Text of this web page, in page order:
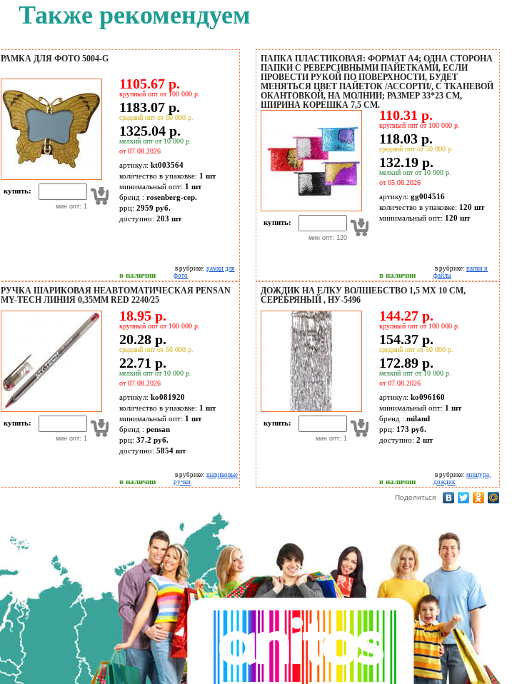
Также рекомендуем
РАМКА ДЛЯ ФОТО 5004-G
купить:
мин опт: 1
1105.67 р.
крупный опт от 100 000 р.
1183.07 р.
средний опт от 50 000 р.
1325.04 р.
мелкий опт от 10 000 р.
от 07.08.2026
артикул:kt003564
количество в упаковке: 1 шт
минимальный опт: 1 шт
бренд :rosenberg-сер.
ррц:2959 руб.
доступно:203 шт
в наличии
в рубрике:рамки для
фото
ПАПКА ПЛАСТИКОВАЯ: ФОРМАТ А4; ОДНА СТОРОНА
ПАПКИ С РЕВЕРСИВНЫМИ ПАЙЕТКАМИ, ЕСЛИ
ПРОВЕСТИ РУКОЙ ПО ПОВЕРХНОСТИ, БУДЕТ
МЕНЯТЬСЯ ЦВЕТ ПАЙЕТОК /АССОРТИ/, С ТКАНЕВОЙ
ОКАНТОВКОЙ, НА МОЛНИИ; РАЗМЕР 33*23 СМ,
ШИРИНА КОРЕШКА 7,5 СМ.
купить:
мин опт: 120
110.31 р.
крупный опт от 100 000 р.
118.03 р.
средний опт от 50 000 р.
132.19 р.
мелкий опт от 10 000 р.
от 05.08.2026
артикул: gg004516
количество в упаковке: 120 шт
минимальный опт: 120 шт
в наличии
в рубрике: папки и
файлы
РУЧКА ШАРИКОВАЯ НЕАВТОМАТИЧЕСКАЯ PENSAN
MY-TECH ЛИНИЯ 0,35ММ RED 2240/25
купить:
мин опт: 1
18.95 р.
крупный опт от 100 000 р.
20.28 р.
средний опт от 50 000 р.
22.71 р.
мелкий опт от 10 000 р.
от 07.08.2026
артикул:ko081920
количество в упаковке: 1 шт
минимальный опт: 1 шт
бренд :pensan
ррц:37.2 руб.
доступно:5854 шт
в наличии
в рубрике:шариковые
ручки
ДОЖДИК НА ЕЛКУ ВОЛШЕБСТВО 1,5 МX 10 СМ,
СЕРЕБРЯНЫЙ , НУ-5496
купить:
мин опт: 1
144.27 р.
крупный опт от 100 000 р.
154.37 р.
средний опт от 50 000 р.
172.89 р.
мелкий опт от 10 000 р.
от 07.08.2026
артикул: ko096160
минимальный опт: 1 шт
бренд : miland
ррц: 173 руб.
доступно: 2 шт
в наличии
в рубрике: мишура,
дождик
Поделиться